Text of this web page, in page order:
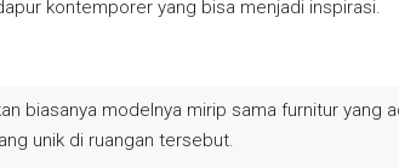
kontemporer yang bisa menjadi inspirasi.
biasanya modelnya mirip sama furnitur yang
unik di ruangan tersebut.